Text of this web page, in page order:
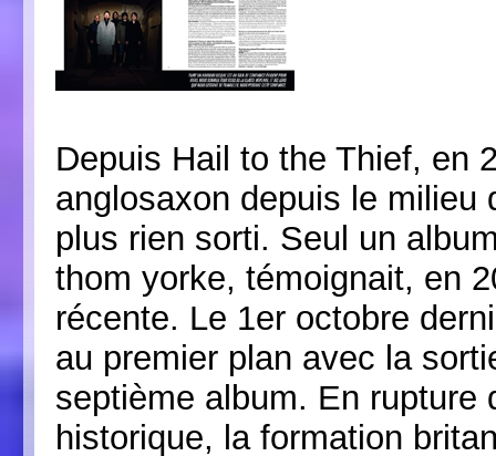
Depuis Hail to the Thief, en
anglosaxon depuis le milieu
plus rien sorti. Seul un
thom yorke, témoignait, en
récente. Le 1er octobre
au premier plan avec la
septième album. En rupture
historique, la formation